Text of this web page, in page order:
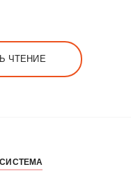
ЧТЕНИЕ